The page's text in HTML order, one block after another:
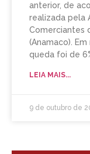
anterior, de
realizada pela
Comerciantes
(Anamaco).
queda foi de
LEIA MAIS...
9 de outubro de